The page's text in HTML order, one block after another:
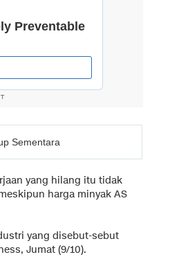
Sementara
yang hilang itu tidak
harga minyak AS
yang disebut-sebut
Jumat (9/10).